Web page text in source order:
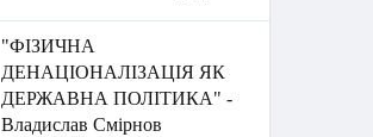
"ФІЗИЧНА
ДЕНАЦІОНАЛІЗАЦІЯ ЯК
ДЕРЖАВНА ПОЛІТИКА" -
Владислав Смірнов